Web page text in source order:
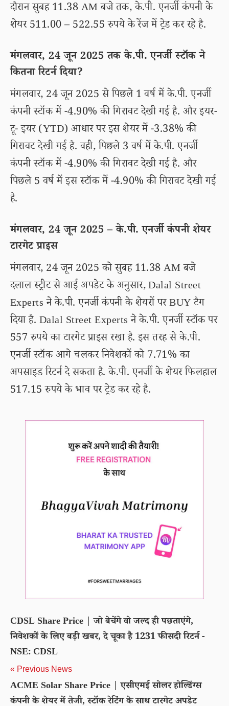
दौरान सुबह 11.38 AM बजे तक, के.पी. एनर्जी कंपनी के
शेयर 511.00 – 522.55 रुपये के रेंज में ट्रेड कर रहे है.
मंगलवार, 24 जून 2025 तक के.पी. एनर्जी स्टॉक ने
कितना रिटर्न दिया?
मंगलवार, 24 जून 2025 से पिछले 1 वर्ष में के.पी. एनर्जी
कंपनी स्टॉक में -4.90% की गिरावट देखी गई है. और इयर-
टू- इयर (YTD) आधार पर इस शेयर में -3.38% की
गिरावट देखी गई है. वही, पिछले 3 वर्ष में के.पी. एनर्जी
कंपनी स्टॉक में -4.90% की गिरावट देखी गई है. और
पिछले 5 वर्ष में इस स्टॉक में -4.90% की गिरावट देखी गई
है.
मंगलवार, 24 जून 2025 – के.पी. एनर्जी कंपनी शेयर
टारगेट प्राइस
मंगलवार, 24 जून 2025 को सुबह 11.38 AM बजे
दलाल स्ट्रीट से आई अपडेट के अनुसार, Dalal Street
Experts ने के.पी. एनर्जी कंपनी के शेयरों पर BUY टैग
दिया है. Dalal Street Experts ने के.पी. एनर्जी स्टॉक पर
557 रुपये का टारगेट प्राइस रखा है. इस तरह से के.पी.
एनर्जी स्टॉक आगे चलकर निवेशकों को 7.71% का
अपसाइड रिटर्न दे सकता है. के.पी. एनर्जी के शेयर फिलहाल
517.15 रुपये के भाव पर ट्रेड कर रहे है.
CDSL Share Price | जो बेचेंगे वो जल्द ही पछताएंगे,
निवेशकों के लिए बड़ी खबर, दे चूका है 1231 फीसदी रिटर्न -
NSE: CDSL
« Previous News
ACME Solar Share Price | एसीएमई सोलर होल्डिंग्स
कंपनी के शेयर में तेजी, स्टॉक रेटिंग के साथ टारगेट अपडेट